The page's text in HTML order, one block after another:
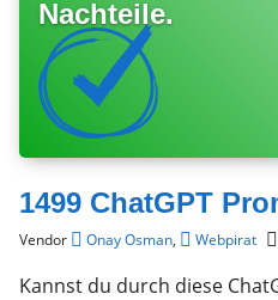
Nachteile.
1499 ChatGPT
Vendor Onay Osman, Webpirat
Kannst du durch diese